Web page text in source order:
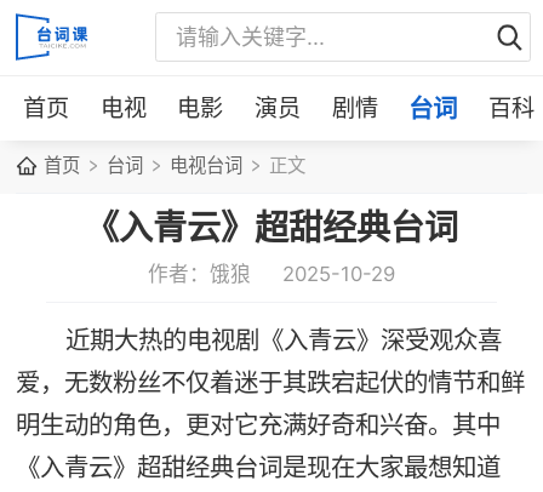
首页 电视 电影 演员 剧情 台词 百科
首页 台词 电视台词 正文
《入青云》超甜经典台词
作者：饿狼 2025-10-29
近期大热的电视剧《入青云》深受观众喜
爱，无数粉丝不仅着迷于其跌宕起伏的情节和鲜
明生动的角色，更对它充满好奇和兴奋。其中
《入青云》超甜经典台词是现在大家最想知道